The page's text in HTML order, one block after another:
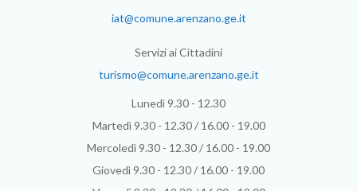
iat@comune.arenzano.ge.it
Servizi ai Cittadini
turismo@comune.arenzano.ge.it
Lunedì 9.30 - 12.30
Martedì 9.30 - 12.30 / 16.00 - 19.00
Mercoledì 9.30 - 12.30 / 16.00 - 19.00
Giovedì 9.30 - 12.30 / 16.00 - 19.00